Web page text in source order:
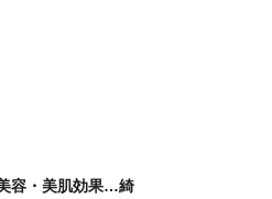
容・美肌効果…綺